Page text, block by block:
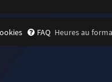
Heures au
FAQ